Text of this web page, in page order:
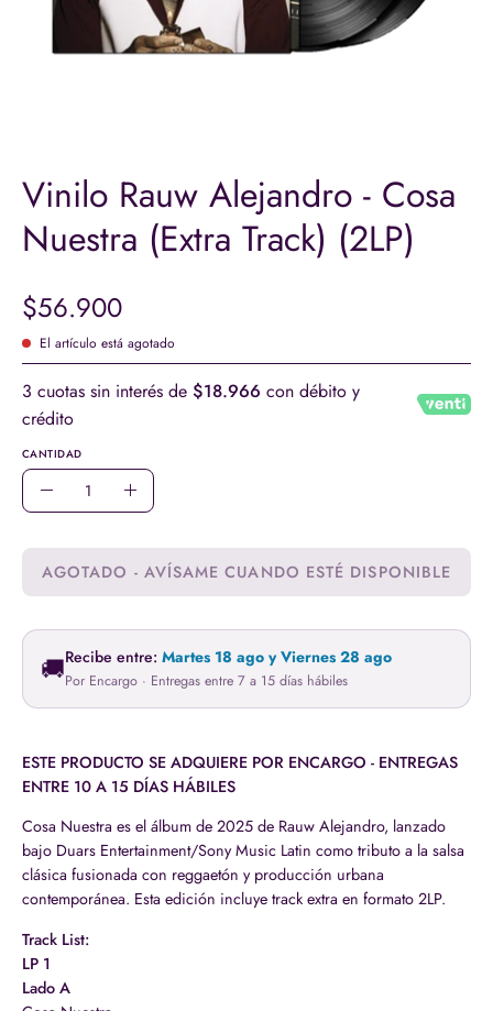
Vinilo Rauw Alejandro - Cosa
Nuestra (Extra Track) (2LP)
$56.900
El artículo está agotado
3 cuotas sin interés de $18.966 con débito y
crédito
CANTIDAD
Cantidad
Disminuir
cantidad
Aumentar
cantidad
AGOTADO - AVÍSAME CUANDO ESTÉ DISPONIBLE
🚚Recibe entre: Martes 18 ago y Viernes 28 ago
Por Encargo · Entregas entre 7 a 15 días hábiles
ESTE PRODUCTO SE ADQUIERE POR ENCARGO - ENTREGAS
ENTRE 10 A 15 DÍAS HÁBILES
Cosa Nuestra es el álbum de 2025 de Rauw Alejandro, lanzado
bajo Duars Entertainment/Sony Music Latin como tributo a la salsa
clásica fusionada con reggaetón y producción urbana
contemporánea. Esta edición incluye track extra en formato 2LP.
Track List:
LP 1
Lado A